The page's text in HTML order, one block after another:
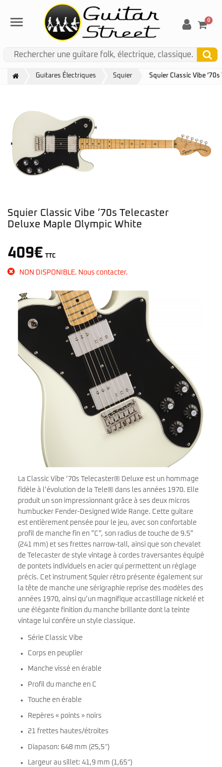
Menu 0
Guitares Électriques Squier Squier Classic Vibe
Squier Classic Vibe ’70s Telecaster
Deluxe Maple Olympic White
409€ TTC
NON DISPONIBLE. Nous contacter.
La Classic Vibe ‘70s Telecaster® Deluxe est un hommage
fidèle à l’évolution de la Tele® dans les années 1970. Elle
produit un son impressionnant grâce à ses deux micros
humbucker Fender-Designed Wide Range. Cette guitare
est entièrement pensée pour le jeu, avec son confortable
profil de manche fin en ”C”, son radius de touche de 9.5”
(241 mm) et ses frettes narrow-tall, ainsi que son chevalet
de Telecaster de style vintage à cordes traversantes équipé
de pontets individuels en acier qui permettent un réglage
précis. Cet instrument Squier rétro présente également sur
la tête de manche une sérigraphie reprise des modèles des
années 1970, ainsi qu’un magnifique accastillage nickelé et
une élégante finition du manche brillante dont la teinte
vintage lui confère un style classique.
Série Classic Vibe
Corps en peuplier
Manche vissé en érable
Profil du manche en C
Touche en érable
Repères « points » noirs
21 frettes hautes/étroites
Diapason: 648 mm (25,5″)
Largeur au sillet: 41,9 mm (1,65″)